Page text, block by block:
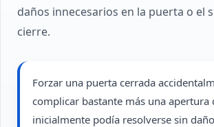
daños innecesarios en la puerta o el
cierre.
Forzar una puerta cerrada
complicar bastante más una apertura
inicialmente podía resolverse sin